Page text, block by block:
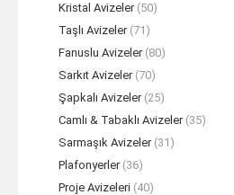
Kristal Avizeler (50)
Taşlı Avizeler (71)
Fanuslu Avizeler (80)
Sarkıt Avizeler (70)
Şapkalı Avizeler (25)
Camlı & Tabaklı Avizeler (35)
Sarmaşık Avizeler (31)
Plafonyerler (36)
Proje Avizeleri (40)